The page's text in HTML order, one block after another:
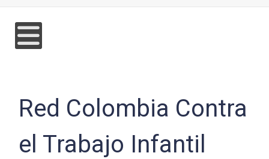
Red Colombia Contra
el Trabajo Infantil